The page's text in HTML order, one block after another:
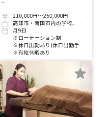
ー
210,000円～250,000円
高知市・南国市内の学校、施設などへのルート配送
月9日
※ローテーション制
※休日出勤あり(休日出勤手当支給)
※有給休暇あり